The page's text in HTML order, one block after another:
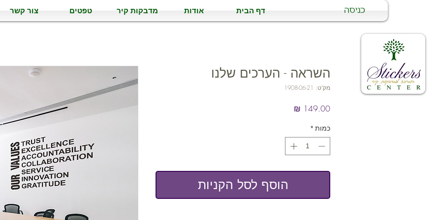
דף הבית אודות מדבקות קיר טפטים צור קשר כניסה
השראה - הערכים שלנו
מק"ט: 1908-06-21
כמות *
הוסף לסל הקניות